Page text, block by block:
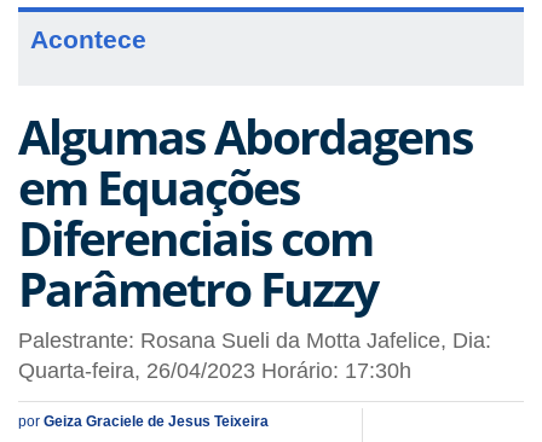
Acontece
Algumas Abordagens
em Equações
Diferenciais com
Parâmetro Fuzzy
Palestrante: Rosana Sueli da Motta Jafelice, Dia:
Quarta-feira, 26/04/2023 Horário: 17:30h
por Geiza Graciele de Jesus Teixeira